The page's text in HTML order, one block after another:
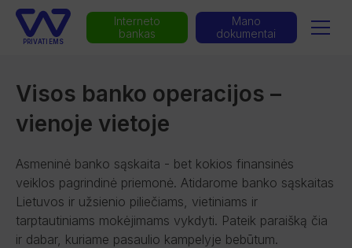
PRIVATIEMS
Interneto
bankas
Mano
dokumentai
Visos banko operacijos –
vienoje vietoje
Asmeninė banko sąskaita - bet kokios finansinės
veiklos pagrindinė priemonė. Atidarome banko sąskaitas
Lietuvos ir užsienio piliečiams, vietiniams ir
tarptautiniams mokėjimams vykdyti. Pateik paraišką čia
ir dabar, kuriame pasaulio kampelyje bebūtum.